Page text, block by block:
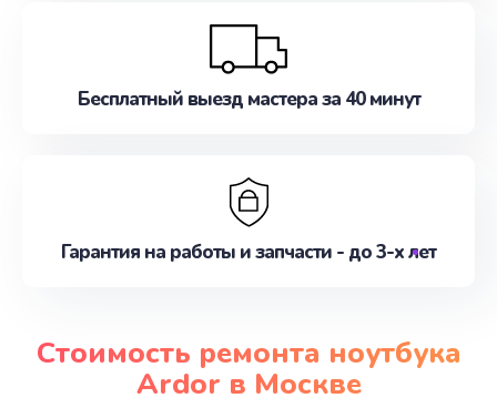
Бесплатный выезд мастера за 40 минут
Гарантия на работы и запчасти - до 3-х лет
Стоимость ремонта ноутбука
Ardor в Москве